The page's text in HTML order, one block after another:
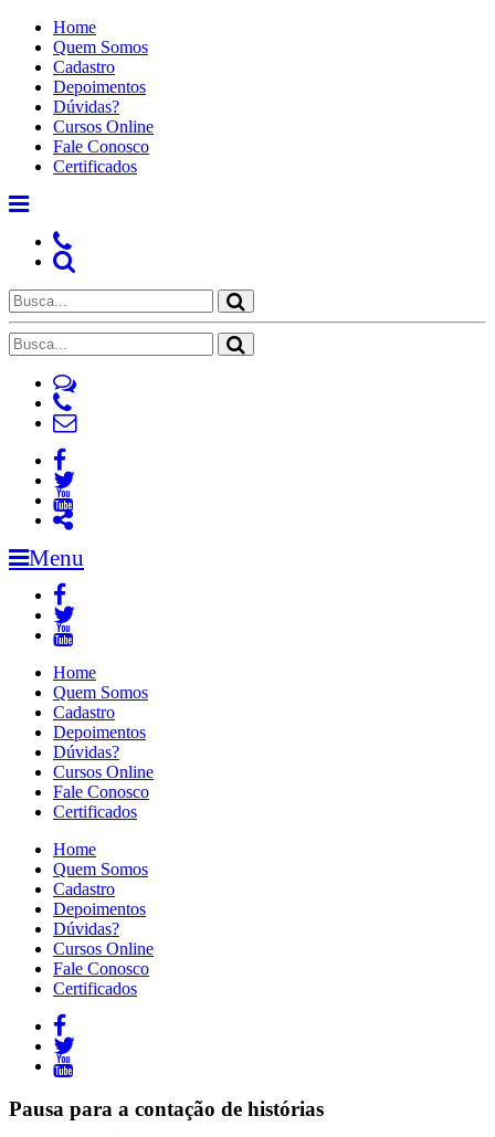
Home
Quem Somos
Cadastro
Depoimentos
Dúvidas?
Cursos Online
Fale Conosco
Certificados
Menu
Home
Quem Somos
Cadastro
Depoimentos
Dúvidas?
Cursos Online
Fale Conosco
Certificados
Home
Quem Somos
Cadastro
Depoimentos
Dúvidas?
Cursos Online
Fale Conosco
Certificados
Pausa para a contação de histórias